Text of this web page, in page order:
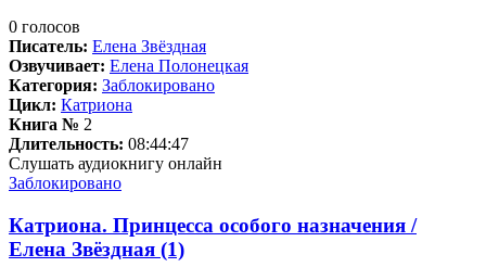
0 голосов
Писатель: Елена Звёздная
Озвучивает: Елена Полонецкая
Категория: Заблокировано
Цикл: Катриона
Книга № 2
Длительность: 08:44:47
Слушать аудиокнигу онлайн
Заблокировано
Катриона. Принцесса особого назначения /
Елена Звёздная (1)